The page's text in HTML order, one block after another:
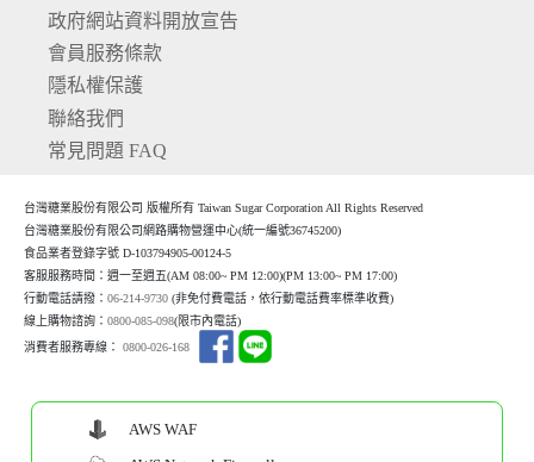
政府網站資料開放宣告
會員服務條款
隱私權保護
聯絡我們
常見問題 FAQ
台灣糖業股份有限公司 版權所有 Taiwan Sugar Corporation All Rights Reserved
台灣糖業股份有限公司網路購物營運中心(統一編號36745200)
食品業者登錄字號 D-103794905-00124-5
客服服務時間：週一至週五(AM 08:00~ PM 12:00)(PM 13:00~ PM 17:00)
行動電話請撥：06-214-9730 (非免付費電話，依行動電話費率標準收費)
線上購物諮詢：0800-085-098(限市內電話)
消費者服務專線：0800-026-168
AWS WAF